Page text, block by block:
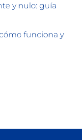
y nulo: guía
funciona y